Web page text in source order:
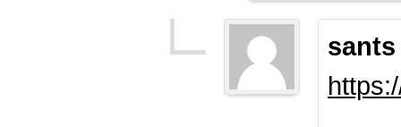
sants